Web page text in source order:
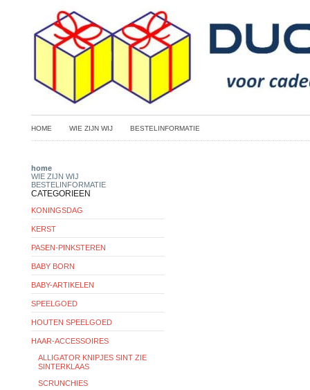
HOME WIE ZIJN WIJ BESTELINFORMATIE
home
WIE ZIJN WIJ
BESTELINFORMATIE
CATEGORIEEN
KONINGSDAG
KERST
PASEN-PINKSTEREN
BABY BORN
BABY-ARTIKELEN
SPEELGOED
HOUTEN SPEELGOED
HAAR-ACCESSOIRES
ALLIGATOR KNIPJES SINT ZIE
SINTERKLAAS
SCRUNCHIES